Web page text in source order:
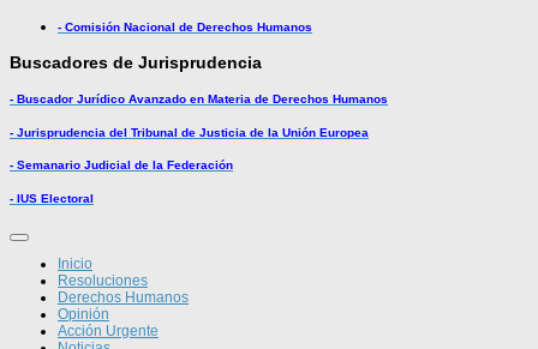
- Comisión Nacional de Derechos Humanos
Buscadores de Jurisprudencia
- Buscador Jurídico Avanzado en Materia de Derechos Humanos
- Jurisprudencia del Tribunal de Justicia de la Unión Europea
- Semanario Judicial de la Federación
- IUS Electoral
Inicio
Resoluciones
Derechos Humanos
Opinión
Acción Urgente